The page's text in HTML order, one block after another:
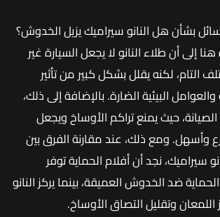
بشأن هل النانو سيراميك يزيل الخدوش؟
إلى أن طلاء النانو لا يجعل السيارة غير
التام، لكنه يقلل بشكل كبير من تأثير
البيئية الضارة. بالإضافة إلى ذلك،
حيث يمنع تراكم الأوساخ ويجعل
وأسهل. ومع ذلك، عند مقارنة الفرق بين
سيراميك، نجد أن أفلام الحماية توفر
ضد الخدوش العميقة، بينما يركز النانو
وتقليل التصاق الأوساخ.